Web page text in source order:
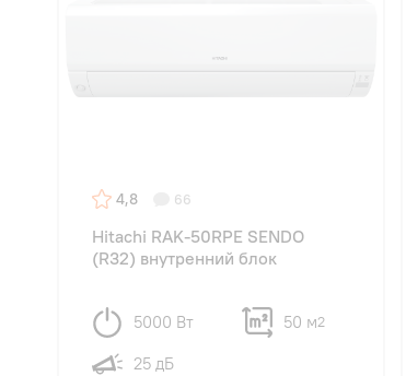
4,8 66
Hitachi RAK-50RPE SENDO
(R32) внутренний блок
5000 Вт 50 м2
25 дБ